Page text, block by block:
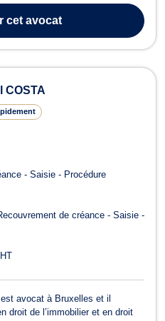
des assurances pour assurer
cet avocat
COSTA
- Saisie - Procédure
de créance - Saisie -
avocat à Bruxelles et il
droit de l’immobilier et en droit